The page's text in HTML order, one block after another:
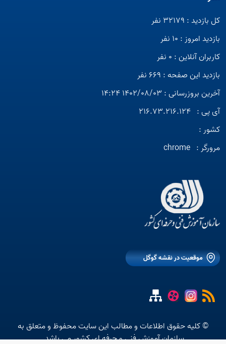
کل بازدید : 32179 نفر
بازدید امروز : 10 نفر
کاربران آنلاین : 0 نفر
بازدید این صفحه : 669 نفر
آخرین بروزرسانی : 1402/08/03 14:24
آی پی : 216.73.216.124
کشور :
مرورگر : chrome
موقعیت در نقشه گوگل
© کلیه حقوق اطلاعات و مطالب این سایت محفوظ و متعلق به
سازمان آموزش فنی و حرفه ای کشور می باشد.